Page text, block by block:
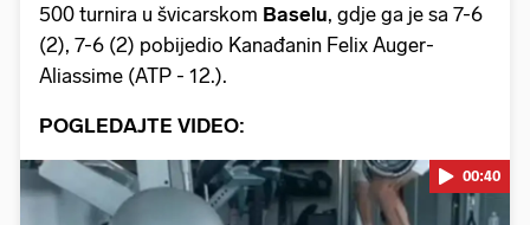
500 turnira u švicarskom Baselu, gdje ga je sa 7-6
(2), 7-6 (2) pobijedio Kanađanin Felix Auger-
Aliassime (ATP - 12.).
POGLEDAJTE VIDEO:
00:40